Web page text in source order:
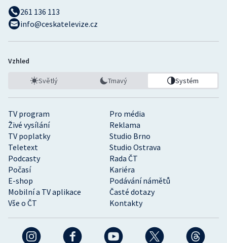
TV program
Pro média
Živé vysílání
Reklama
TV poplatky
Studio Brno
Teletext
Studio Ostrava
Podcasty
Rada ČT
Počasí
Kariéra
E-shop
Podávání námětů
Mobilní a TV aplikace
Časté dotazy
Vše o ČT
Kontakty
261 136 113
info@ceskatelevize.cz
Vzhled
Světlý Tmavý Systém